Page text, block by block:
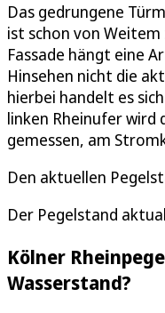
Das gedrungene
ist schon von Weitem
Fassade hängt eine
Hinsehen nicht die
hierbei handelt es
linken Rheinufer wird
gemessen, am
Den aktuellen
Der Pegelstand
Kölner
Wasserstand?